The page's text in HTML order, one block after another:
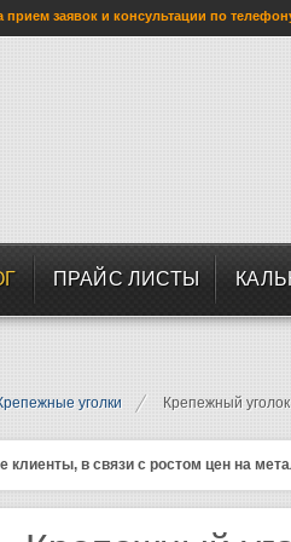
заявок и консультации по
ПРАЙС ЛИСТЫ
уголки Крепежный
клиенты, в связи с ростом цен на